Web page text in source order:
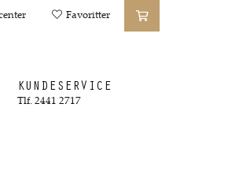
Favoritter
KUNDESERVICE
Tlf. 2441 2717